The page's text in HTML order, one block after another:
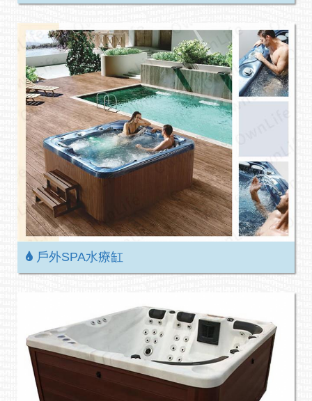
戶外SPA水療缸